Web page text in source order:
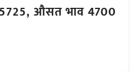
औसत भाव 4700